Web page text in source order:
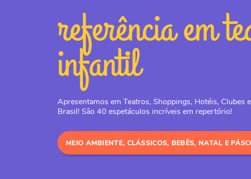
referência em
infantil
Apresentamos em Teatros, Shoppings, Hotéis, Clubes
Brasil! São 40 espetáculos incríveis em repertório!
MEIO AMBIENTE, CLÁSSICOS, BEBÊS, NATAL E